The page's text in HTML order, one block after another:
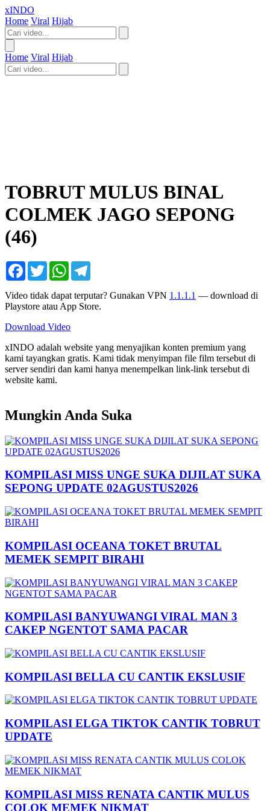
xINDO
Home Viral Hijab
Home Viral Hijab
TOBRUT MULUS BINAL
COLMEK JAGO SEPONG
(46)
Facebook
TwitterWhatsApp
Video tidak dapat terputar? Gunakan VPN 1.1.1.1 — download di
Playstore atau App Store.
Download Video
xINDO adalah website yang menyajikan konten premium yang
kami tayangkan gratis. Kami tidak menyimpan file film tersebut di
server sendiri dan kami hanya menempelkan link-link tersebut di
website kami.
Mungkin Anda Suka
KOMPILASI MISS UNGE SUKA DIJILAT SUKA
SEPONG UPDATE 02AGUSTUS2026
KOMPILASI OCEANA TOKET BRUTAL
MEMEK SEMPIT BIRAHI
KOMPILASI BANYUWANGI VIRAL MAN 3
CAKEP NGENTOT SAMA PACAR
KOMPILASI BELLA CU CANTIK EKSLUSIF
KOMPILASI ELGA TIKTOK CANTIK TOBRUT
UPDATE
KOMPILASI MISS RENATA CANTIK MULUS
COLOK MEMEK NIKMAT